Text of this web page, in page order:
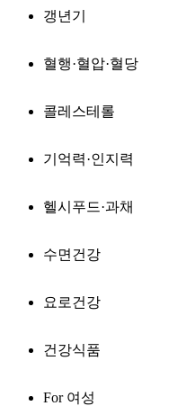
갱년기
혈행·혈압·혈당
콜레스테롤
기억력·인지력
헬시푸드·과채
수면건강
요로건강
건강식품
For 여성